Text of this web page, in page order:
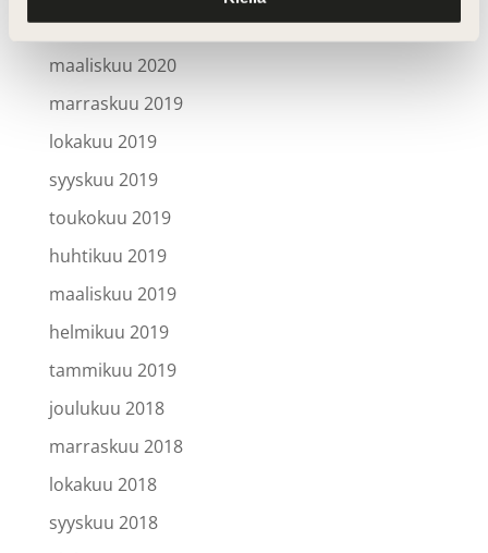
huhtikuu 2020
maaliskuu 2020
marraskuu 2019
lokakuu 2019
syyskuu 2019
toukokuu 2019
huhtikuu 2019
maaliskuu 2019
helmikuu 2019
tammikuu 2019
joulukuu 2018
marraskuu 2018
lokakuu 2018
syyskuu 2018